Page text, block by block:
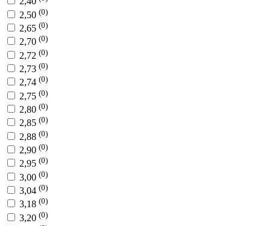
2,50 (0)
2,65 (0)
2,70 (0)
2,72 (0)
2,73 (0)
2,74 (0)
2,75 (0)
2,80 (0)
2,85 (0)
2,88 (0)
2,90 (0)
2,95 (0)
3,00 (0)
3,04 (0)
3,18 (0)
3,20 (0)